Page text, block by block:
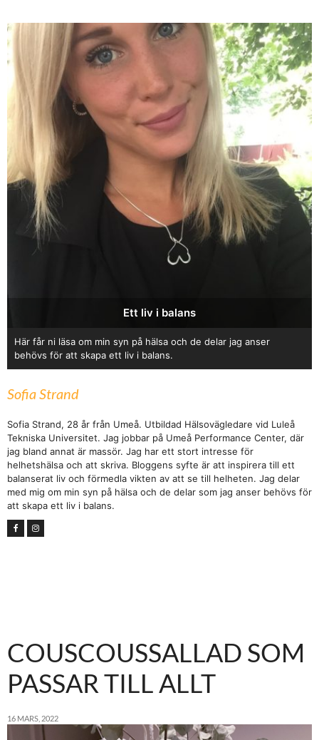
Ett liv i balans
Här får ni läsa om min syn på hälsa och de delar jag anser
behövs för att skapa ett liv i balans.
Sofia Strand
Sofia Strand, 28 år från Umeå. Utbildad Hälsovägledare vid Luleå
Tekniska Universitet. Jag jobbar på Umeå Performance Center, där
jag bland annat är massör. Jag har ett stort intresse för
helhetshälsa och att skriva. Bloggens syfte är att inspirera till ett
balanserat liv och förmedla vikten av att se till helheten. Jag delar
med mig om min syn på hälsa och de delar som jag anser behövs för
att skapa ett liv i balans.
COUSCOUSSALLAD SOM
PASSAR TILL ALLT
16 MARS, 2022